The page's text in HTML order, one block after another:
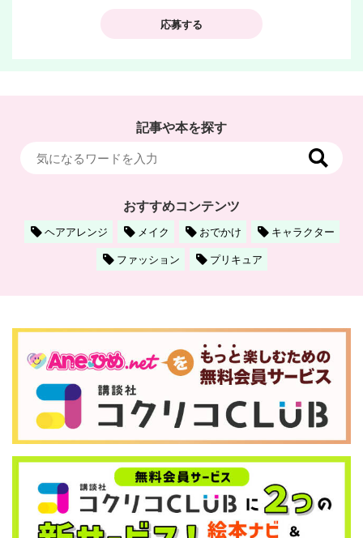
応募する
記事や本を探す
おすすめコンテンツ
ヘアアレンジ メイク おでかけ
キャラクター
ファッション
プリキュア